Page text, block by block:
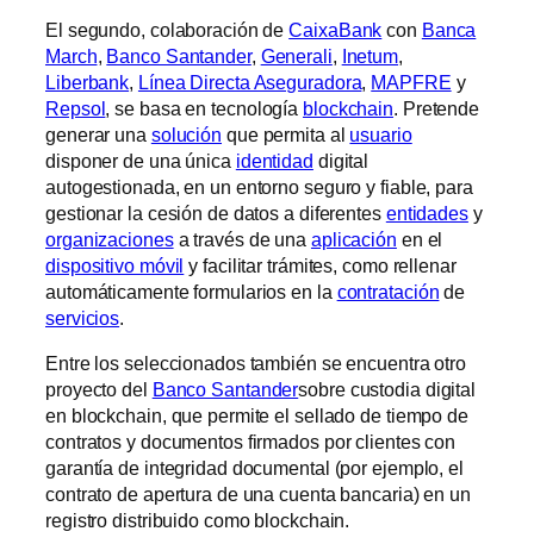
El segundo, colaboración deCaixaBank con Banca
March, Banco Santander, Generali, Inetum,
Liberbank, Línea Directa Aseguradora, MAPFRE y
Repsol, se basa en tecnología blockchain. Pretende
generar una solución que permita al usuario
disponer de una única identidad digital
autogestionada, en un entorno seguro y fiable, para
gestionar la cesión de datos a diferentes entidadesy
organizacionesa través de una aplicación en el
dispositivo móvil y facilitar trámites, como rellenar
automáticamente formularios en la contratación de
servicios.
Entre los seleccionados también se encuentra otro
proyecto del Banco Santandersobre custodia digital
en blockchain, que permite el sellado de tiempo de
contratos y documentos firmados por clientes con
garantía de integridad documental (por ejemplo, el
contrato de apertura de una cuenta bancaria) en un
registro distribuido como blockchain.